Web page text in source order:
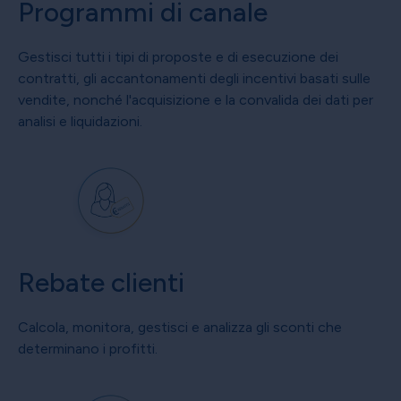
Programmi di canale
Gestisci tutti i tipi di proposte e di esecuzione dei
contratti, gli accantonamenti degli incentivi basati sulle
vendite, nonché l'acquisizione e la convalida dei dati per
analisi e liquidazioni.
Rebate clienti
Calcola, monitora, gestisci e analizza gli sconti che
determinano i profitti.